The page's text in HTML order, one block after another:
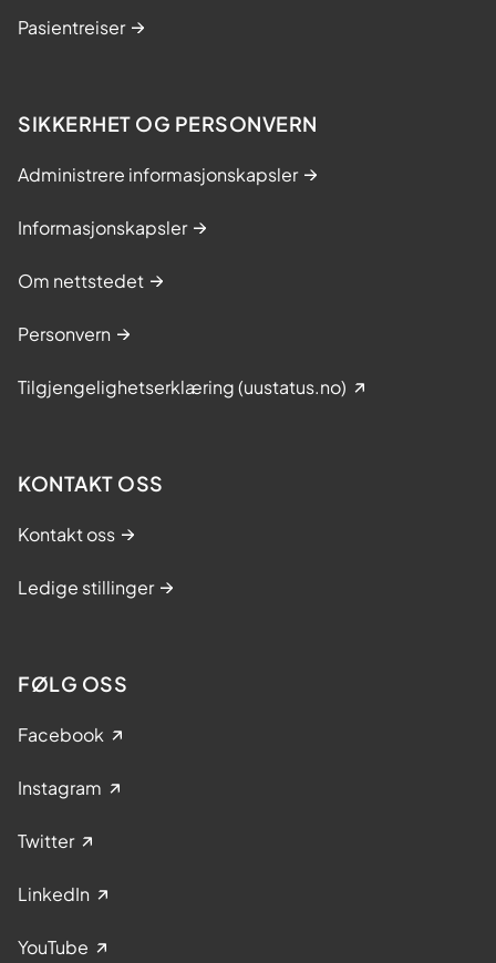
Pasientreiser
SIKKERHET OG PERSONVERN
Administrere informasjonskapsler
Informasjonskapsler
Om nettstedet
Personvern
Tilgjengelighetserklæring (uustatus.no)
KONTAKT OSS
Kontakt oss
Ledige stillinger
FØLG OSS
Facebook
Instagram
Twitter
LinkedIn
YouTube